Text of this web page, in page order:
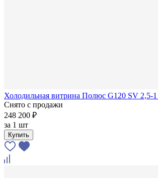
Холодильная витрина Полюс G120 SV 2,5-
Снято с продажи
248 200 ₽
за 1 шт
Купить